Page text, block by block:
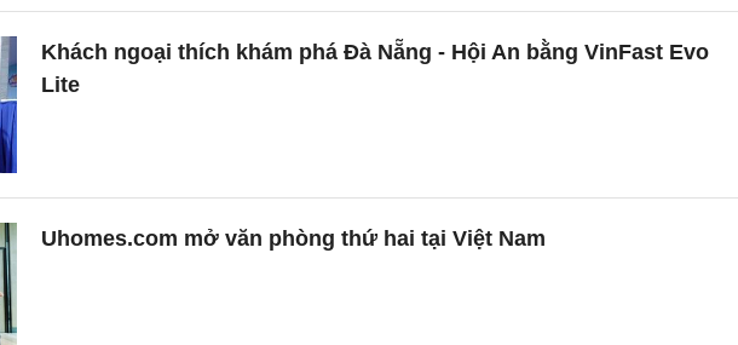
Khách ngoại thích khám phá Đà Nẵng - Hội An bằng VinFast Evo
Lite
Uhomes.com mở văn phòng thứ hai tại Việt Nam